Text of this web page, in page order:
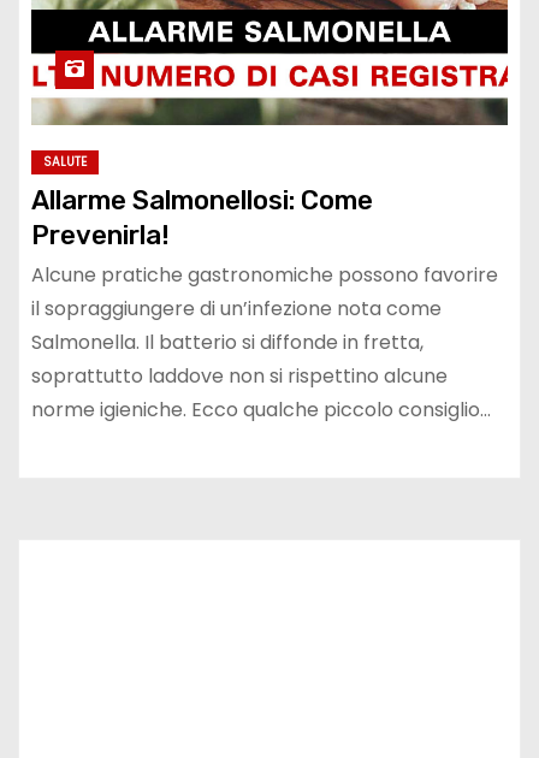
SALUTE
Allarme Salmonellosi: Come
Prevenirla!
Alcune pratiche gastronomiche possono favorire
il sopraggiungere di un’infezione nota come
Salmonella. Il batterio si diffonde in fretta,
soprattutto laddove non si rispettino alcune
norme igieniche. Ecco qualche piccolo consiglio…